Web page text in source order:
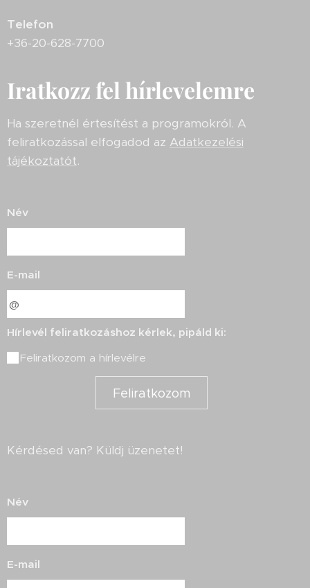
Telefon
+36-20-628-7700
Iratkozz fel hírlevelemre
Ha szeretnél értesítést a programokról. A
feliratkozással elfogadod az Adatkezelési
tájékoztatót.
Név
E-mail
Hírlevél feliratkozáshoz kérlek, pipáld ki:
Feliratkozom a hírlevélre
Feliratkozom
Kérdésed van? Küldj üzenetet!
Név
E-mail